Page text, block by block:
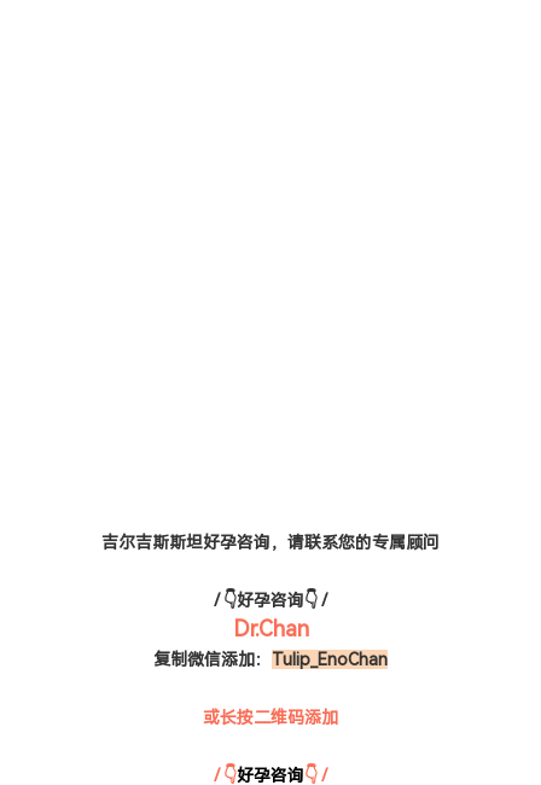
吉尔吉斯斯坦好孕咨询，请联系您的专属顾问
/ 👇好孕咨询👇 /
Dr.Chan
复制微信添加： Tulip_EnoChan
或长按二维码添加
/ 👇好孕咨询👇 /